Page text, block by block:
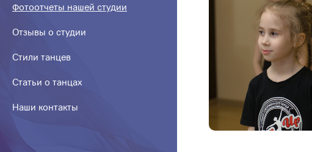
Фотоотчеты нашей студии
Отзывы о студии
Стили танцев
Статьи о танцах
Наши контакты